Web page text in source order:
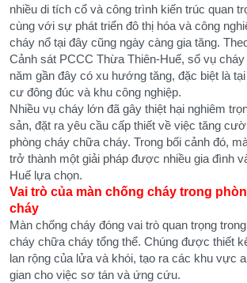
nhiều di tích cổ và công trình kiến trúc quan
cùng với sự phát triển đô thị hóa và công
cháy nổ tại đây cũng ngày càng gia tăng.
Cảnh sát PCCC Thừa Thiên-Huế, số vụ
năm gần đây có xu hướng tăng, đặc biệt là
cư đông đúc và khu công nghiệp.
Nhiều vụ cháy lớn đã gây thiệt hại nghiêm
sản, đặt ra yêu cầu cấp thiết về việc tăng
phòng cháy chữa cháy. Trong bối cảnh đó,
trở thành một giải pháp được nhiều gia đình
Huế lựa chọn.
Vai trò của màn chống cháy trong
cháy
Màn chống cháy đóng vai trò quan trọng
cháy chữa cháy tổng thể. Chúng được thiết
lan rộng của lửa và khói, tạo ra các khu vực
gian cho việc sơ tán và ứng cứu.